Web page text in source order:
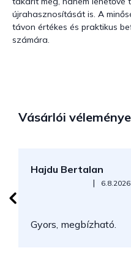
újrahasznosítását is. A
távon értékes és praktikus
számára.
Vásárlói
Hajdu Bertalan
Az áruház értékelése
| 6.8.2026
Gyors, megbízható.